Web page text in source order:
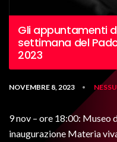
Gli appuntamenti
settimana del
2023
NOVEMBRE 8, 2023 •
9 nov – ore 18:00: Museo
inaugurazione Materia